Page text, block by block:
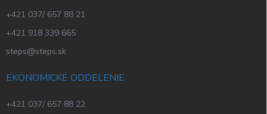
+421 037/ 657 88 21
+421 918 339 665
steps@steps.sk
EKONOMICKÉ ODDELENIE
+421 037/ 657 88 22